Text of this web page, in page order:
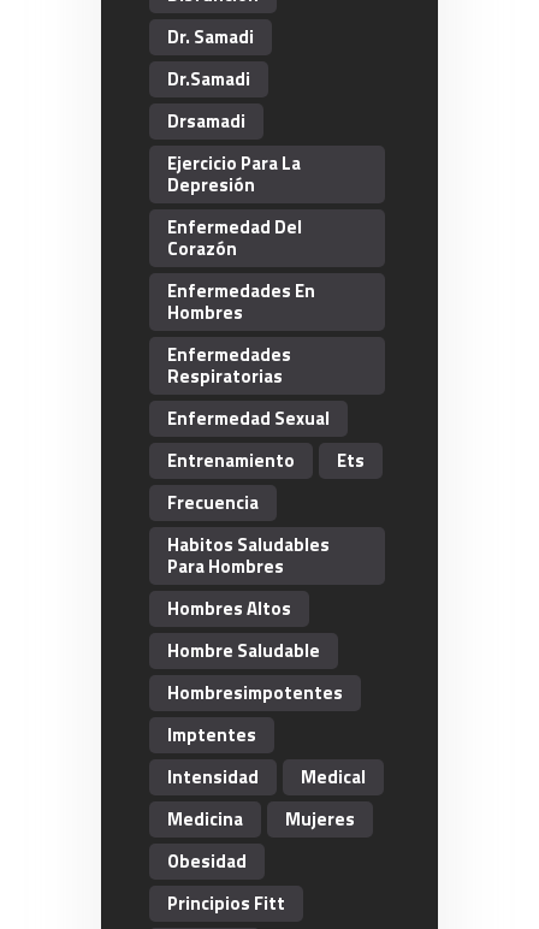
Dr. Samadi
Dr.Samadi
Drsamadi
Ejercicio Para La
Depresión
Enfermedad Del
Corazón
Enfermedades En
Hombres
Enfermedades
Respiratorias
Enfermedad Sexual
Entrenamiento
Ets
Frecuencia
Habitos Saludables
Para Hombres
Hombres Altos
Hombre Saludable
Hombresimpotentes
Imptentes
Intensidad
Medical
Medicina
Mujeres
Obesidad
Principios Fitt